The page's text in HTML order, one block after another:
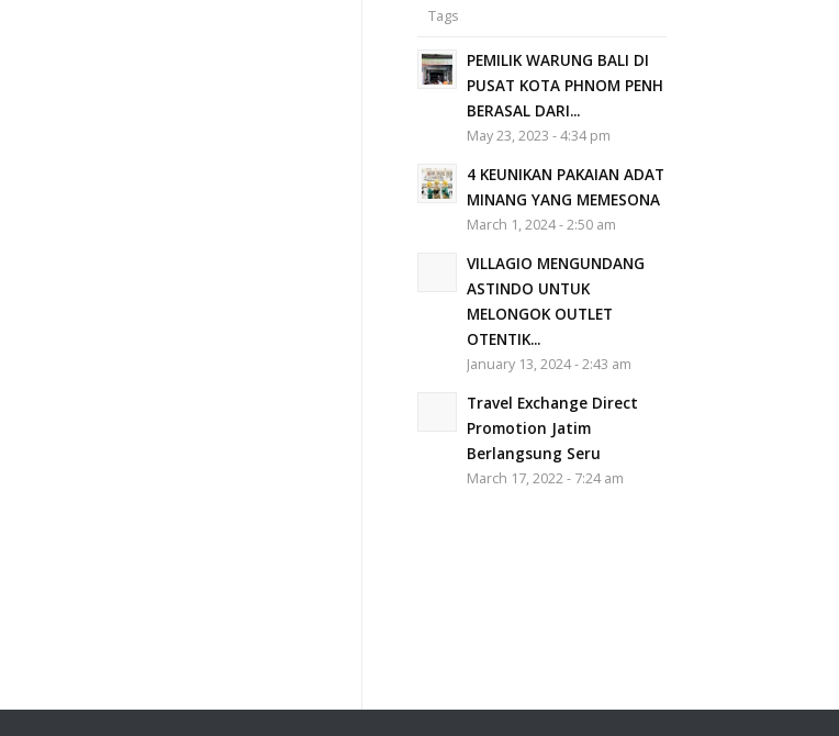
Tags
PEMILIK WARUNG BALI DI
PUSAT KOTA PHNOM PENH
BERASAL DARI...
May 23, 2023 - 4:34 pm
4 KEUNIKAN PAKAIAN ADAT
MINANG YANG MEMESONA
March 1, 2024 - 2:50 am
VILLAGIO MENGUNDANG
ASTINDO UNTUK
MELONGOK OUTLET
OTENTIK...
January 13, 2024 - 2:43 am
Travel Exchange Direct
Promotion Jatim
Berlangsung Seru
March 17, 2022 - 7:24 am